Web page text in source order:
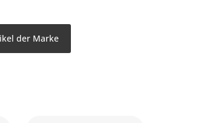
der Marke